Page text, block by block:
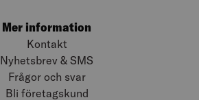
Mer information
Kontakt
Nyhetsbrev & SMS
Frågor och svar
Bli företagskund